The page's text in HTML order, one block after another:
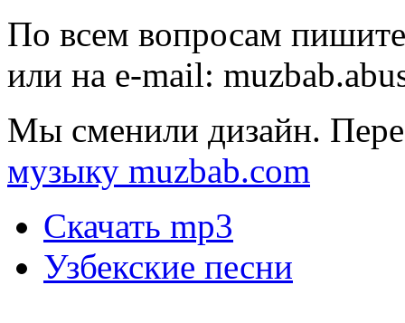
По всем вопросам
или на e-mail:
Мы сменили дизайн.
музыку muzbab.com
Скачать mp3
Узбекские песни